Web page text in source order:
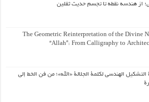
از هندسه نقطه تا تجسم حدیث ثقلین
The Geometric Reinterpretation of the Divine
“Allah”: From Calligraphy to
التشكيل الهندسي لكلمة الجلالة «الله»؛ من فن الخط إلى